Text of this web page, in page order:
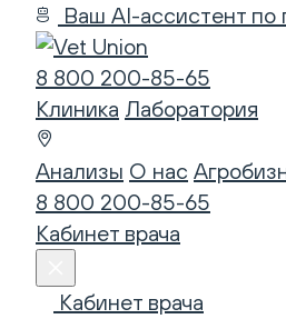
Ваш AI-ассистент по
8 800 200-85-65
Клиника Лаборатория
Анализы О нас
8 800 200-85-65
Кабинет врача
Кабинет врача